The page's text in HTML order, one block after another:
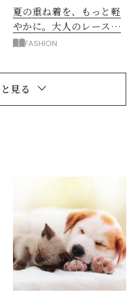
夏の重ね着を、もっと軽
やかに。大人のレースブ
ラウス
FASHION
見る